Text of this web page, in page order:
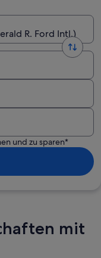
R. Ford Intl.)
und zu sparen*
mit